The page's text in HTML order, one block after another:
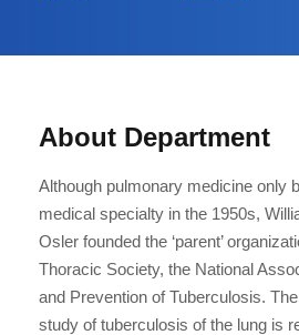
About Department
Although pulmonary medicine only
medical specialty in the 1950s,
Osler founded the ‘parent’
Thoracic Society, the National
and Prevention of Tuberculosis.
study of tuberculosis of the lung is